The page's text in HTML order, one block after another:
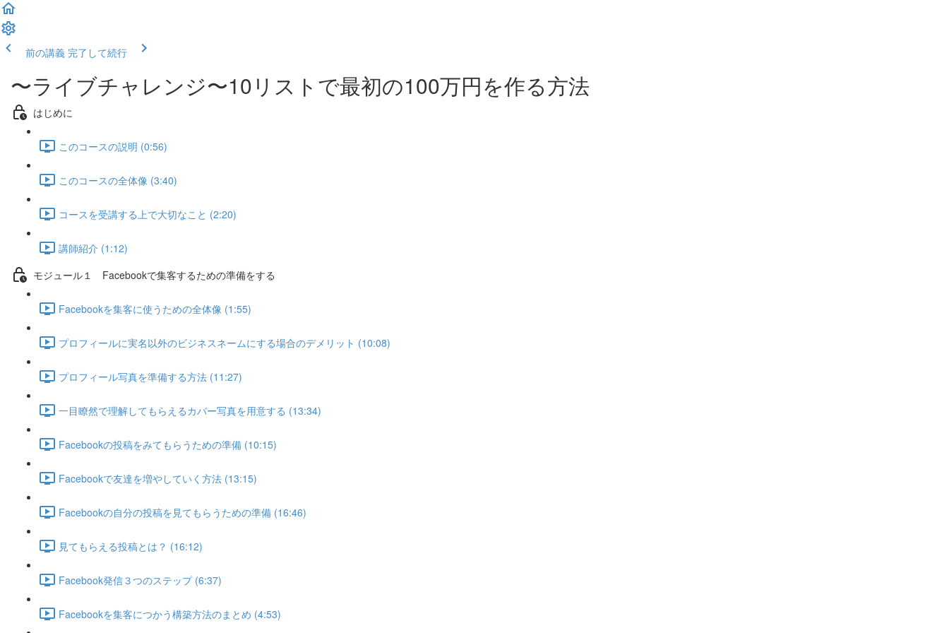
前の講義 完了して続行
〜ライブチャレンジ〜10リストで最初の100万円を作る方法
はじめに
このコースの説明 (0:56)
このコースの全体像 (3:40)
コースを受講する上で大切なこと (2:20)
講師紹介 (1:12)
モジュール１ Facebookで集客するための準備をする
Facebookを集客に使うための全体像 (1:55)
プロフィールに実名以外のビジネスネームにする場合のデメリット (10:08)
プロフィール写真を準備する方法 (11:27)
一目瞭然で理解してもらえるカバー写真を用意する (13:34)
Facebookの投稿をみてもらうための準備 (10:15)
Facebookで友達を増やしていく方法 (13:15)
Facebookの自分の投稿を見てもらうための準備 (16:46)
見てもらえる投稿とは？ (16:12)
Facebook発信３つのステップ (6:37)
Facebookを集客につかう構築方法のまとめ (4:53)